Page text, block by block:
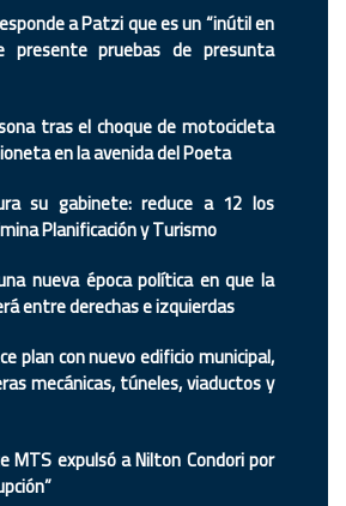
a Patzi que es un “inútil en
presente pruebas de presunta
tras el choque de motocicleta
en la avenida del Poeta
su gabinete: reduce a 12 los
Planificación y Turismo
nueva época política en que la
entre derechas e izquierdas
plan con nuevo edificio municipal,
mecánicas, túneles, viaductos y
MTS expulsó a Nilton Condori por